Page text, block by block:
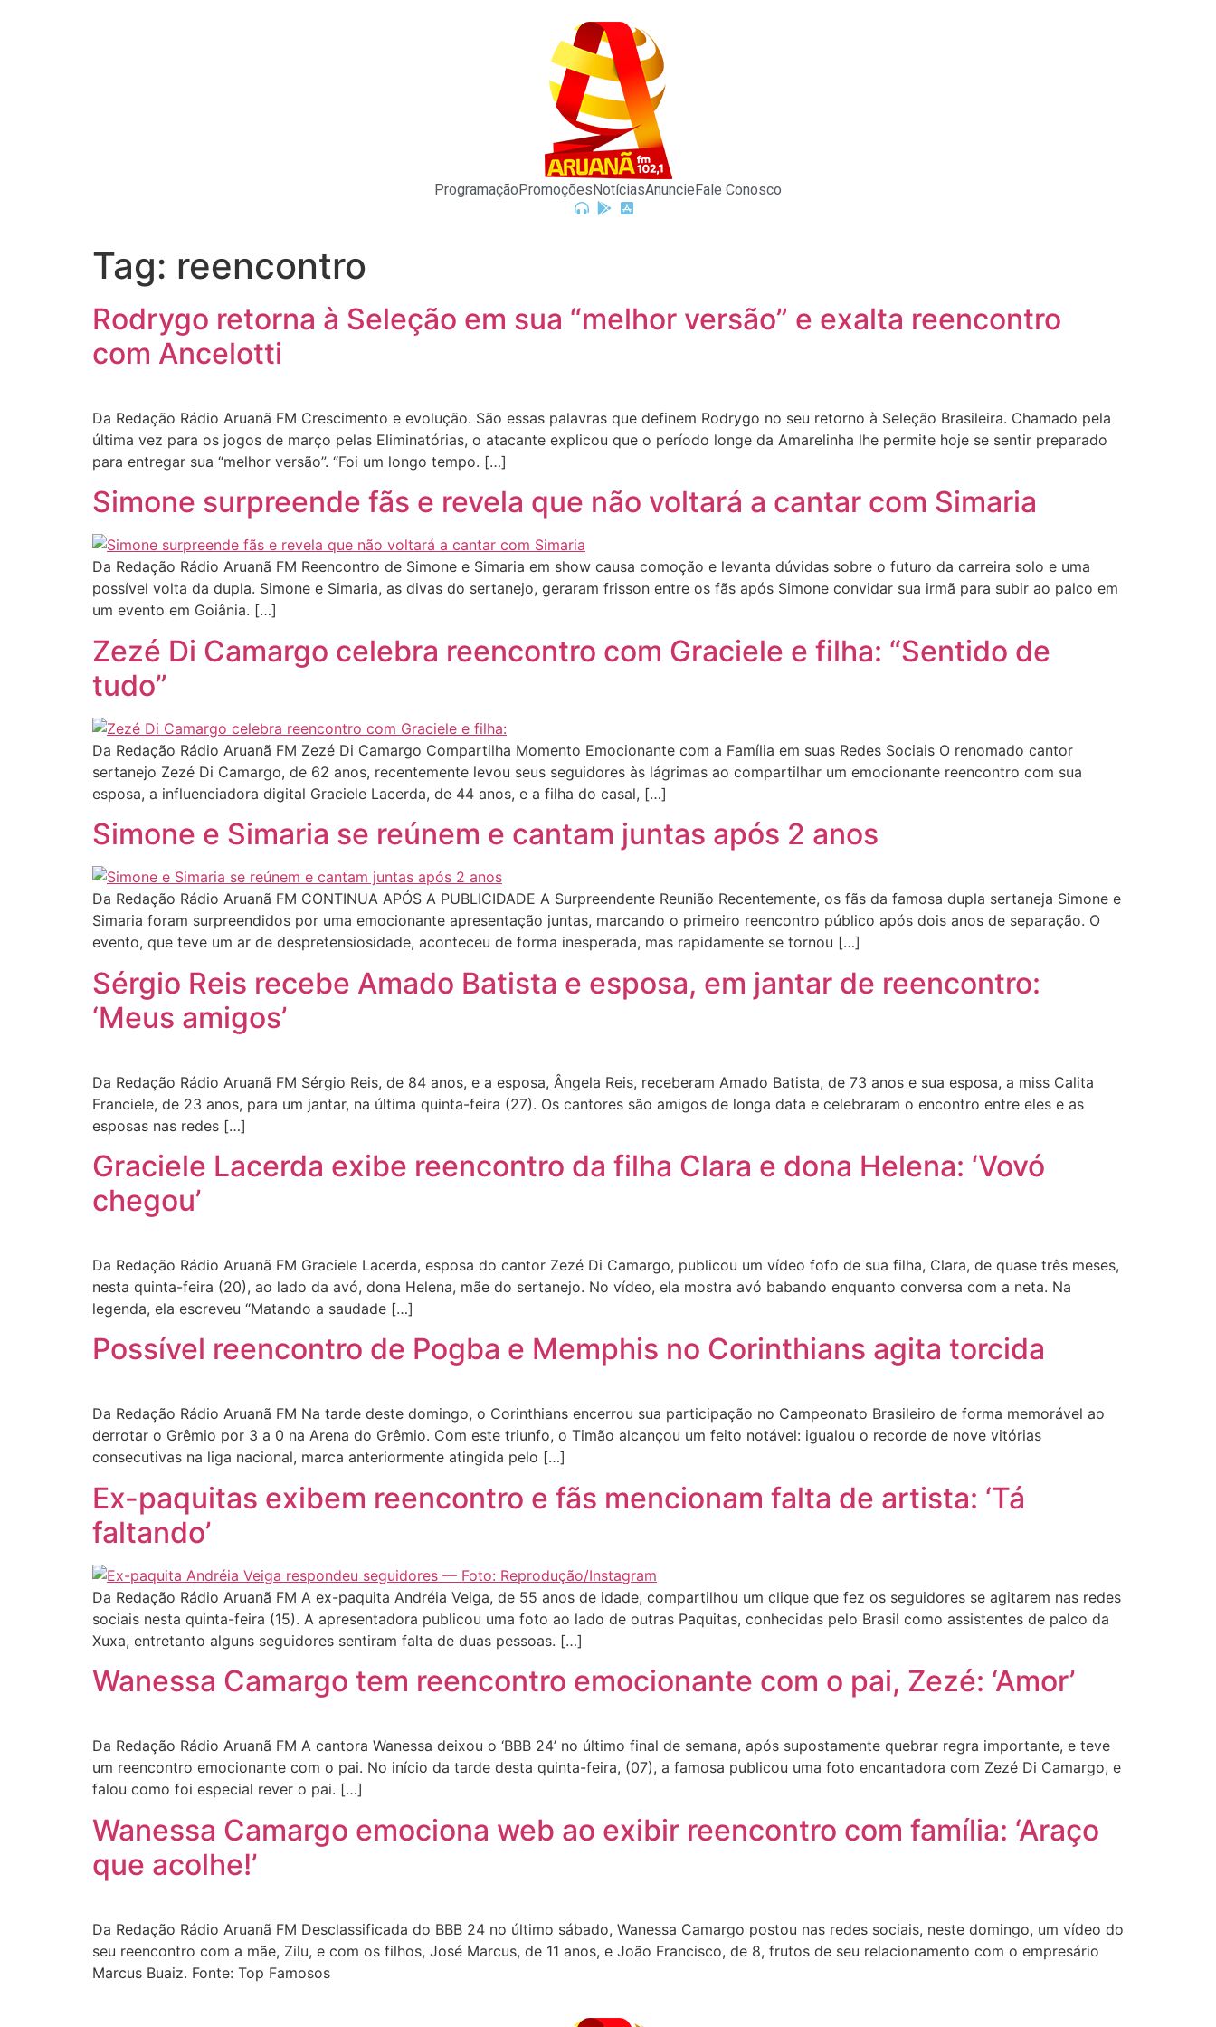
ProgramaçãoPromoçõesNotíciasAnuncieFale Conosco
Tag: reencontro
Rodrygo retorna à Seleção em sua “melhor versão” e exalta reencontro
com Ancelotti
Da Redação Rádio Aruanã FM Crescimento e evolução. São essas palavras que definem Rodrygo no seu retorno à Seleção Brasileira. Chamado pela
última vez para os jogos de março pelas Eliminatórias, o atacante explicou que o período longe da Amarelinha lhe permite hoje se sentir preparado
para entregar sua “melhor versão”. “Foi um longo tempo. […]
Simone surpreende fãs e revela que não voltará a cantar com Simaria
Da Redação Rádio Aruanã FM Reencontro de Simone e Simaria em show causa comoção e levanta dúvidas sobre o futuro da carreira solo e uma
possível volta da dupla. Simone e Simaria, as divas do sertanejo, geraram frisson entre os fãs após Simone convidar sua irmã para subir ao palco em
um evento em Goiânia. […]
Zezé Di Camargo celebra reencontro com Graciele e filha: “Sentido de
tudo”
Da Redação Rádio Aruanã FM Zezé Di Camargo Compartilha Momento Emocionante com a Família em suas Redes Sociais O renomado cantor
sertanejo Zezé Di Camargo, de 62 anos, recentemente levou seus seguidores às lágrimas ao compartilhar um emocionante reencontro com sua
esposa, a influenciadora digital Graciele Lacerda, de 44 anos, e a filha do casal, […]
Simone e Simaria se reúnem e cantam juntas após 2 anos
Da Redação Rádio Aruanã FM CONTINUA APÓS A PUBLICIDADE A Surpreendente Reunião Recentemente, os fãs da famosa dupla sertaneja Simone e
Simaria foram surpreendidos por uma emocionante apresentação juntas, marcando o primeiro reencontro público após dois anos de separação. O
evento, que teve um ar de despretensiosidade, aconteceu de forma inesperada, mas rapidamente se tornou […]
Sérgio Reis recebe Amado Batista e esposa, em jantar de reencontro:
‘Meus amigos’
Da Redação Rádio Aruanã FM Sérgio Reis, de 84 anos, e a esposa, Ângela Reis, receberam Amado Batista, de 73 anos e sua esposa, a miss Calita
Franciele, de 23 anos, para um jantar, na última quinta-feira (27). Os cantores são amigos de longa data e celebraram o encontro entre eles e as
esposas nas redes […]
Graciele Lacerda exibe reencontro da filha Clara e dona Helena: ‘Vovó
chegou’
Da Redação Rádio Aruanã FM Graciele Lacerda, esposa do cantor Zezé Di Camargo, publicou um vídeo fofo de sua filha, Clara, de quase três meses,
nesta quinta-feira (20), ao lado da avó, dona Helena, mãe do sertanejo. No vídeo, ela mostra avó babando enquanto conversa com a neta. Na
legenda, ela escreveu “Matando a saudade […]
Possível reencontro de Pogba e Memphis no Corinthians agita torcida
Da Redação Rádio Aruanã FM Na tarde deste domingo, o Corinthians encerrou sua participação no Campeonato Brasileiro de forma memorável ao
derrotar o Grêmio por 3 a 0 na Arena do Grêmio. Com este triunfo, o Timão alcançou um feito notável: igualou o recorde de nove vitórias
consecutivas na liga nacional, marca anteriormente atingida pelo […]
Ex-paquitas exibem reencontro e fãs mencionam falta de artista: ‘Tá
faltando’
Da Redação Rádio Aruanã FM A ex-paquita Andréia Veiga, de 55 anos de idade, compartilhou um clique que fez os seguidores se agitarem nas redes
sociais nesta quinta-feira (15). A apresentadora publicou uma foto ao lado de outras Paquitas, conhecidas pelo Brasil como assistentes de palco da
Xuxa, entretanto alguns seguidores sentiram falta de duas pessoas. […]
Wanessa Camargo tem reencontro emocionante com o pai, Zezé: ‘Amor’
Da Redação Rádio Aruanã FM A cantora Wanessa deixou o ‘BBB 24’ no último final de semana, após supostamente quebrar regra importante, e teve
um reencontro emocionante com o pai. No início da tarde desta quinta-feira, (07), a famosa publicou uma foto encantadora com Zezé Di Camargo, e
falou como foi especial rever o pai. […]
Wanessa Camargo emociona web ao exibir reencontro com família: ‘Araço
que acolhe!’
Da Redação Rádio Aruanã FM Desclassificada do BBB 24 no último sábado, Wanessa Camargo postou nas redes sociais, neste domingo, um vídeo do
seu reencontro com a mãe, Zilu, e com os filhos, José Marcus, de 11 anos, e João Francisco, de 8, frutos de seu relacionamento com o empresário
Marcus Buaiz. Fonte: Top Famosos